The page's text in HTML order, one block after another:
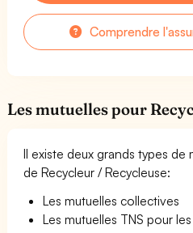
Comprendre
Les mutuelles pour
Il existe deux grands types de
de Recycleur / Recycleuse:
Les mutuelles collectives
Les mutuelles TNS pour